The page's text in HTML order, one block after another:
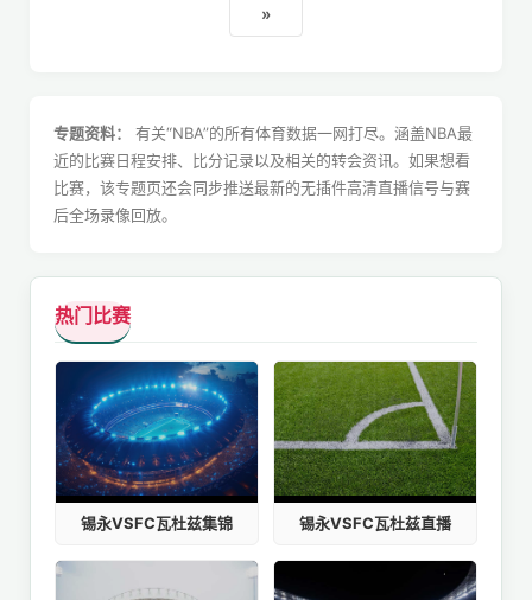
»
专题资料：
有关“NBA”的所有体育数据一网打尽。涵盖NBA最
近的比赛日程安排、比分记录以及相关的转会资讯。如果想看
比赛，该专题页还会同步推送最新的无插件高清直播信号与赛
后全场录像回放。
热门比赛
锡永VSFC瓦杜兹集锦 锡永VSFC瓦杜兹直播